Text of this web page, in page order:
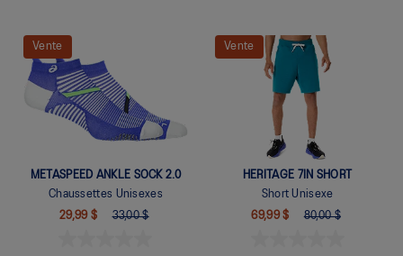
Quickview
Quickview
Vente
METASPEED ANKLE SOCK 2.0
Chaussettes Unisexes
29,99 $
33,00 $
Vente
HERITAGE 7IN SHORT
Short Unisexe
69,99 $
80,00 $